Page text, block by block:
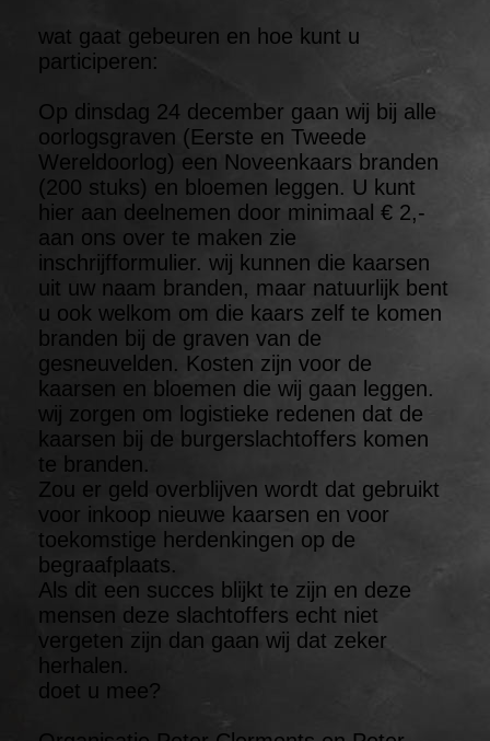
wat gaat gebeuren en hoe kunt u
participeren:
Op dinsdag 24 december gaan wij bij alle
oorlogsgraven (Eerste en Tweede
Wereldoorlog) een Noveenkaars branden
(200 stuks) en bloemen leggen. U kunt
hier aan deelnemen door minimaal € 2,-
aan ons over te maken zie
inschrijfformulier. wij kunnen die kaarsen
uit uw naam branden, maar natuurlijk bent
u ook welkom om die kaars zelf te komen
branden bij de graven van de
gesneuvelden. Kosten zijn voor de
kaarsen en bloemen die wij gaan leggen.
wij zorgen om logistieke redenen dat de
kaarsen bij de burgerslachtoffers komen
te branden.
Zou er geld overblijven wordt dat gebruikt
voor inkoop nieuwe kaarsen en voor
toekomstige herdenkingen op de
begraafplaats.
Als dit een succes blijkt te zijn en deze
mensen deze slachtoffers echt niet
vergeten zijn dan gaan wij dat zeker
herhalen.
doet u mee?